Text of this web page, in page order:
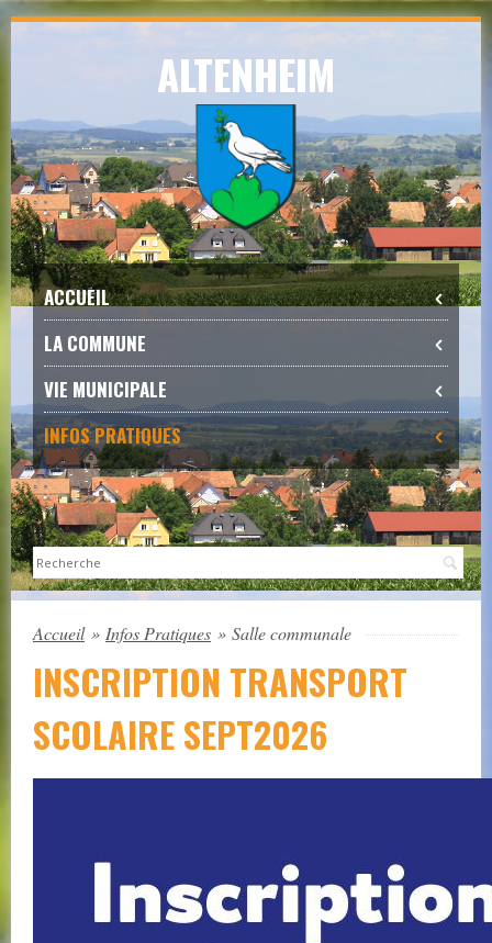
Skip
Skip
to
content
ALTENHEIM
ACCUEIL
LA COMMUNE
VIE MUNICIPALE
INFOS PRATIQUES
Accueil » Infos Pratiques » Salle communale
INSCRIPTION TRANSPORT
SCOLAIRE SEPT2026